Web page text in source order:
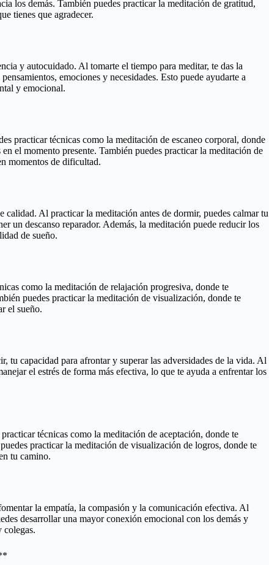
los demás. También puedes practicar la meditación de gratitud,
tienes que agradecer.
y autocuidado. Al tomarte el tiempo para meditar, te das la
emociones y necesidades. Esto puede ayudarte a
y emocional.
practicar técnicas como la meditación de escaneo corporal, donde
el momento presente. También puedes practicar la meditación de
momentos de dificultad.
Al practicar la meditación antes de dormir, puedes calmar tu
un descanso reparador. Además, la meditación puede reducir los
de sueño.
como la meditación de relajación progresiva, donde te
puedes practicar la meditación de visualización, donde te
el sueño.
tu capacidad para afrontar y superar las adversidades de la vida. Al
el estrés de forma más efectiva, lo que te ayuda a enfrentar los
técnicas como la meditación de aceptación, donde te
practicar la meditación de visualización de logros, donde te
tu camino.
la empatía, la compasión y la comunicación efectiva. Al
desarrollar una mayor conexión emocional con los demás y
colegas.